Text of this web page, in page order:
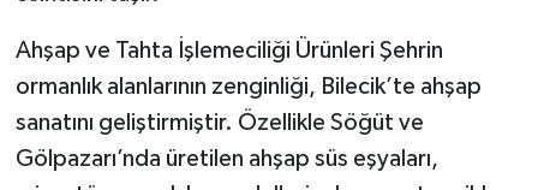
Ahşap ve Tahta İşlemeciliği Ürünleri Şehrin
ormanlık alanlarının zenginliği, Bilecik’te ahşap
sanatını geliştirmiştir. Özellikle Söğüt ve
Gölpazarı’nda üretilen ahşap süs eşyaları,